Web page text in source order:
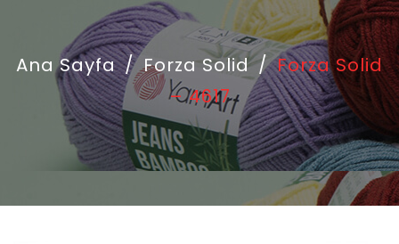
Ana Sayfa / Forza Solid / Forza Solid
– 4617